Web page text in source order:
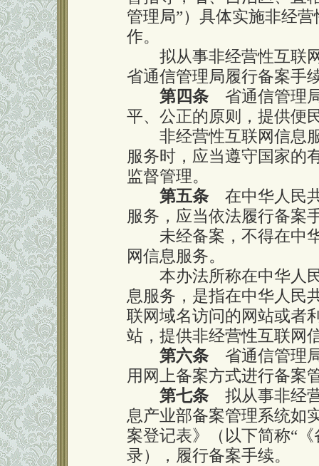
管理局”）具体实施非经
作。
拟从事非经营性互联网
省通信管理局履行备案手
第四条 省通信管理
平、公正的原则，提供便
非经营性互联网信息服
服务时，应当遵守国家的
监督管理。
第五条 在中华人民
服务，应当依法履行备案
未经备案，不得在中华
网信息服务。
本办法所称在中华人民
息服务，是指在中华人民
联网域名访问的网站或者
站，提供非经营性互联网
第六条 省通信管理
用网上备案方式进行备案
第七条 拟从事非经
息产业部备案管理系统如
案登记表》（以下简称“
录），履行备案手续。